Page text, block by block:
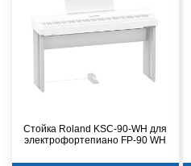
Стойка Roland KSC-90-WH для
электрофортепиано FP-90 WH